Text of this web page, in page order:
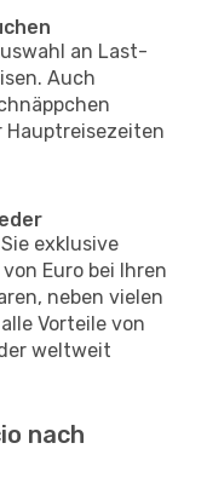
an Last-
Auch
Hauptreisezeiten
exklusive
Euro bei Ihren
neben vielen
Vorteile von
weltweit
nach